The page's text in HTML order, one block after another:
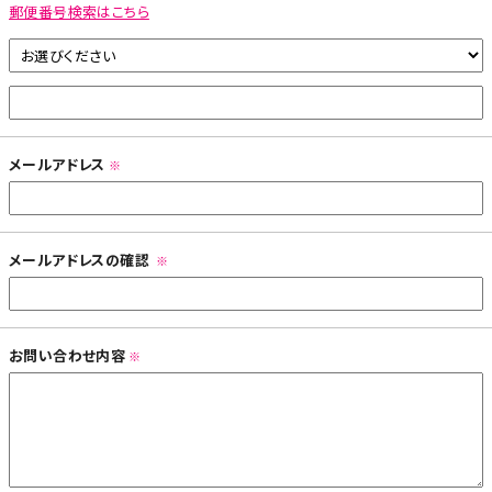
郵便番号検索はこちら
メールアドレス ※
メールアドレスの確認 ※
お問い合わせ内容 ※